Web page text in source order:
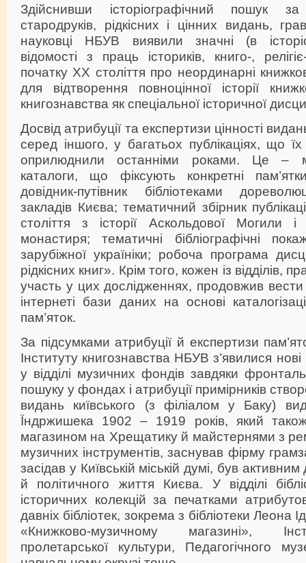
Здійснивши історіографічний пошук
стародруків, рідкісних і цінних видань,
науковці НБУВ виявили значні (в
відомості з праць істориків, книго-,
початку ХХ століття про неординарні
для відтворення повноцінної історії
книгознавства як спеціальної історичної
Досвід атрибуції та експертизи цінності
серед іншого, у багатьох публікаціях, що
оприлюднили останніми роками. Це –
каталоги, що фіксують конкретні
довідник-путівник бібліотеками
закладів Києва; тематичний збірник
століття з історії Аскольдової Могили і
монастиря; тематичні бібліографічні
зарубіжної україніки; робоча програма
рідкісних книг». Крім того, кожен із відділів,
участь у цих дослідженнях, продовжив
інтернеті бази даних на основі
пам’яток.
За підсумками атрибуції й експертизи
Інституту книгознавства НБУВ з’явилися
у відділі музичних фондів завдяки
пошуку у фондах і атрибуції примірників
видань київського (з філіалом у Баку)
Їндржишека 1902 – 1919 років, який
магазином на Хрещатику й майстернями з
музичних інструментів, заснував фірму
засідав у Київській міській думі, був
й політичного життя Києва. У відділі
історичних колекцій за печатками
давніх бібліотек, зокрема з бібліотеки Леона
«Книжково-музичному магазині»,
пролетарської культури, Педагогічного